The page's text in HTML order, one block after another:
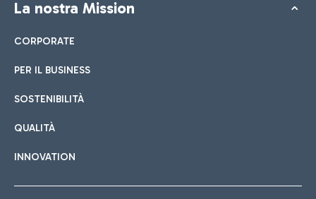
La nostra Mission
CORPORATE
PER IL BUSINESS
SOSTENIBILITÀ
QUALITÀ
INNOVATION